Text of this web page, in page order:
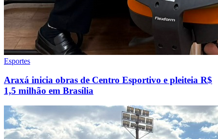
Esportes
Araxá inicia obras de Centro Esportivo e pleiteia R$
1,5 milhão em Brasília